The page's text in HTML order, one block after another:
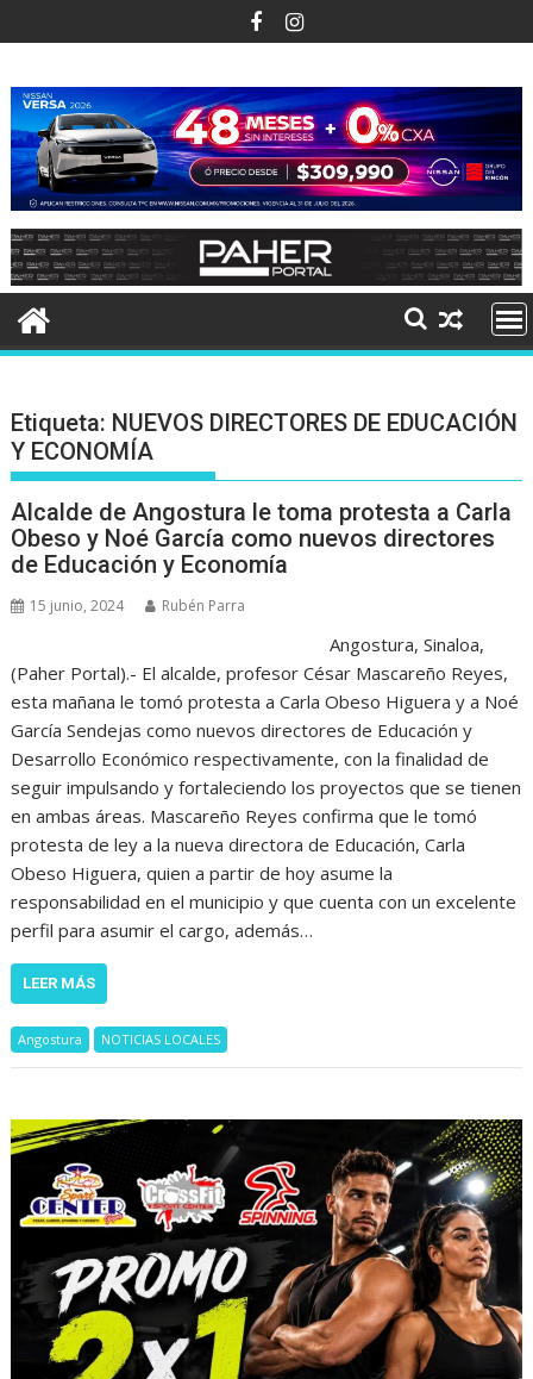
al
Etiqueta: NUEVOS DIRECTORES DE EDUCACIÓN
Y ECONOMÍA
Alcalde de Angostura le toma protesta a Carla
Obeso y Noé García como nuevos directores
de Educación y Economía
15 junio, 2024 Rubén Parra
Angostura, Sinaloa,
(Paher Portal).- El alcalde, profesor César Mascareño Reyes,
esta mañana le tomó protesta a Carla Obeso Higuera y a Noé
García Sendejas como nuevos directores de Educación y
Desarrollo Económico respectivamente, con la finalidad de
seguir impulsando y fortaleciendo los proyectos que se tienen
en ambas áreas. Mascareño Reyes confirma que le tomó
protesta de ley a la nueva directora de Educación, Carla
Obeso Higuera, quien a partir de hoy asume la
responsabilidad en el municipio y que cuenta con un excelente
perfil para asumir el cargo, además…
LEER MÁS
Angostura NOTICIAS LOCALES